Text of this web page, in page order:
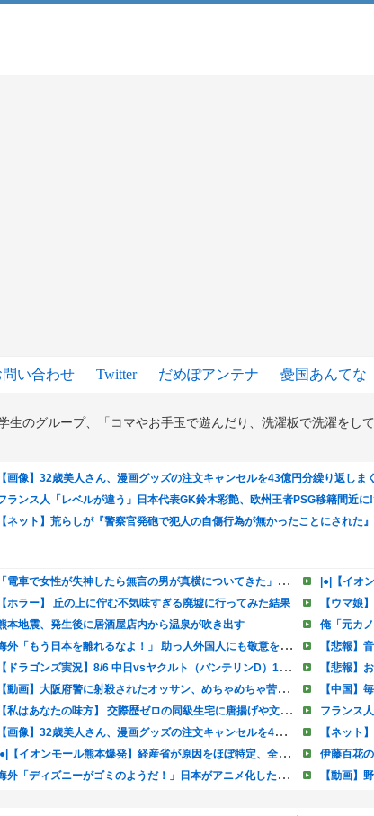
問い合わせ Twitter だめぽアンテナ 憂国あんてな
生のグループ、「コマやお手玉で遊んだり、洗濯板で洗濯を